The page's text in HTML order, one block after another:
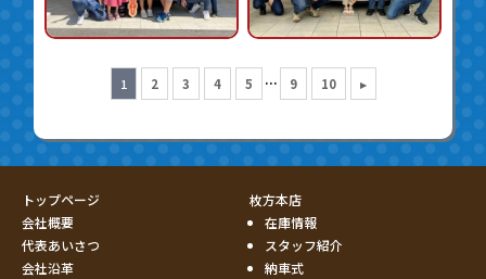
1 2 3 4 5 ... 9 10 ▸
トップページ
会社概要
代表あいさつ
会社沿革
枚方本店
在庫情報
スタッフ紹介
納車式